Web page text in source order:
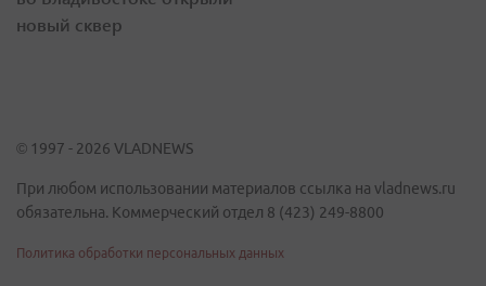
новый сквер
© 1997 - 2026 VLADNEWS
При любом использовании материалов ссылка на vladnews.ru
обязательна. Коммерческий отдел 8 (423) 249-8800
Политика обработки персональных данных